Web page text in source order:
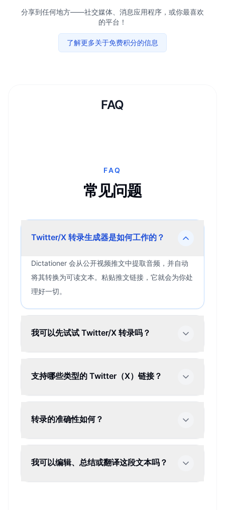
分享到任何地方——社交媒体、消息应用程序，或你最喜欢
的平台！
了解更多关于免费积分的信息
FAQ
FAQ
常见问题
Twitter/X 转录生成器是如何工作的？
Dictationer 会从公开视频推文中提取音频，并自动
将其转换为可读文本。粘贴推文链接，它就会为你处
理好一切。
我可以先试试 Twitter/X 转录吗？
支持哪些类型的 Twitter（X）链接？
转录的准确性如何？
我可以编辑、总结或翻译这段文本吗？